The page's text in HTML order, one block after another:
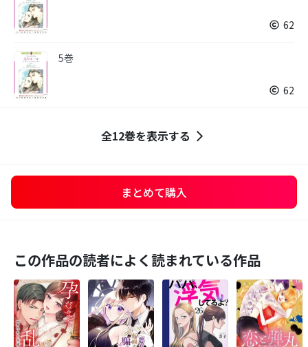
62
5巻
62
全12巻を表示する
まとめて購入
この作品の読者によく読まれている作品